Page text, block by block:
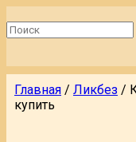
Главная / Ликбез /
купить